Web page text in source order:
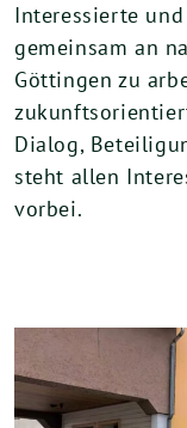
Interessierte
gemeinsam an
Göttingen zu
Dialog,
steht allen
vorbei.